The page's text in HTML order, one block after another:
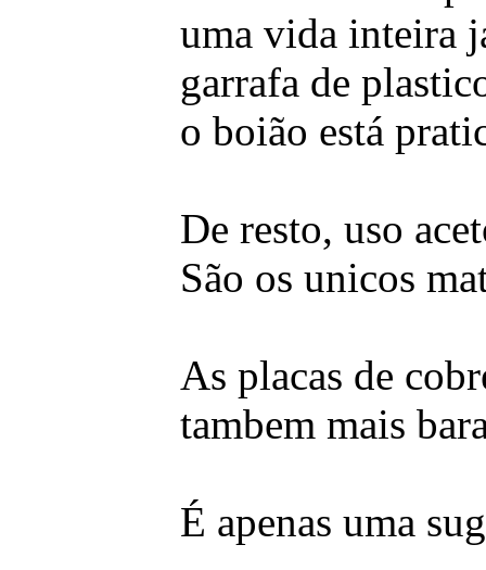
uma vida inteira
garrafa de
o boião está
De resto, uso
São os unicos
As placas de
tambem mais
É apenas uma